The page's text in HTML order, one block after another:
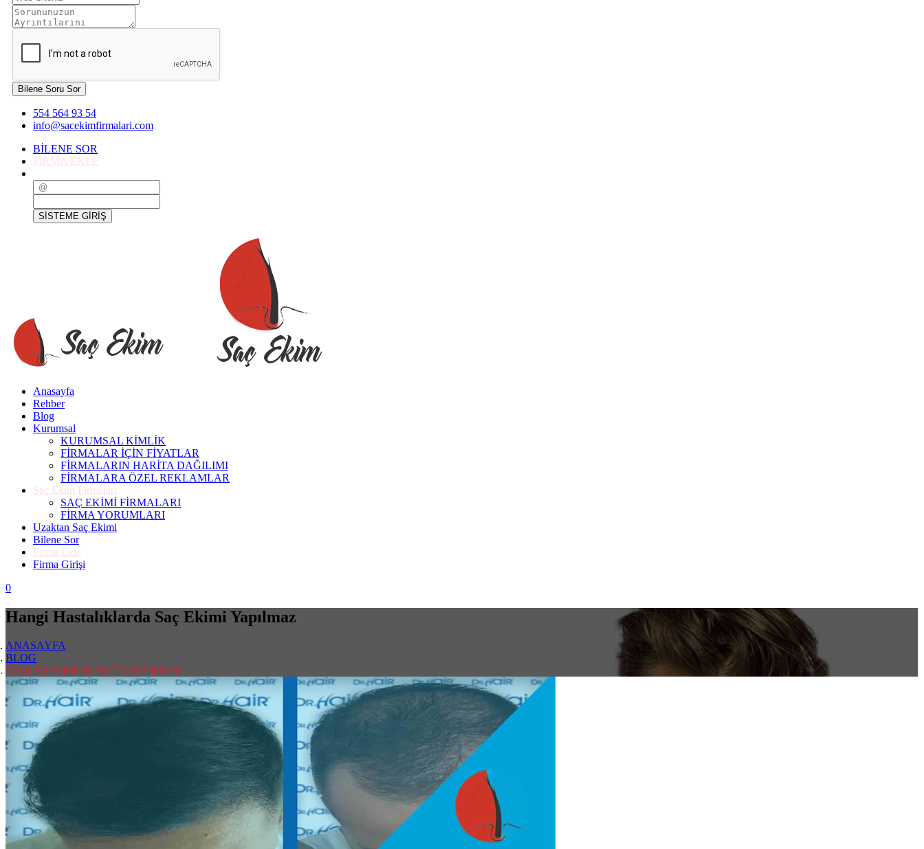
Bilene Soru Sor
554 564 93 54
info@sacekimfirmalari.com
BİLENE SOR
FİRMA EKLE
SİSTEME GİRİŞ
Anasayfa
Rehber
Blog
Kurumsal
KURUMSAL KİMLİK
FİRMALAR İÇİN FİYATLAR
FİRMALARIN HARİTA DAĞILIMI
FİRMALARA ÖZEL REKLAMLAR
Saç Ekim Firmaları
SAÇ EKİMİ FİRMALARI
FİRMA YORUMLARI
Uzaktan Saç Ekimi
Bilene Sor
Firma Ekle
Firma Girişi
0
Hangi Hastalıklarda Saç Ekimi Yapılmaz
ANASAYFA
BLOG
Hangi Hastalıklarda Saç Ekimi Yapılmaz